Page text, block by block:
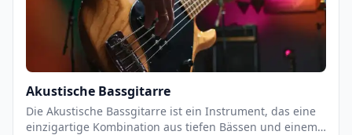
Akustische Bassgitarre
Die Akustische Bassgitarre ist ein Instrument, das eine
einzigartige Kombination aus tiefen Bässen und einem